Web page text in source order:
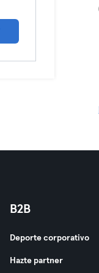
B2B
Deporte corporativo
Hazte partner